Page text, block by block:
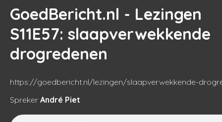
GoedBericht.nl - Lezingen
S11E57: slaapverwekkende
drogredenen
https://goedbericht.nl/lezingen/slaapverwekkende-
Spreker André Piet